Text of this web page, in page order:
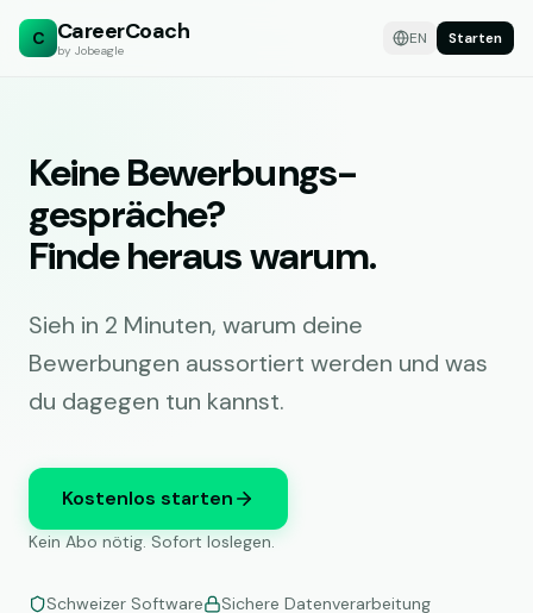
C CareerCoach
by Jobeagle
EN Starten
Keine Bewerbungs-
gespräche?
Finde heraus warum.
Sieh in 2 Minuten, warum deine
Bewerbungen aussortiert werden und was
du dagegen tun kannst.
Kostenlos starten
Kein Abo nötig. Sofort loslegen.
Schweizer Software
Sichere Datenverarbeitung